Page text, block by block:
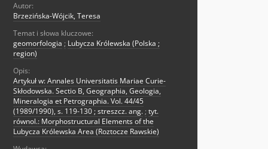
Autor:
Brzezińska-Wójcik, Teresa
Temat i słowa kluczowe:
geomorfologia ; Lubycza Królewska (Polska ;
region)
Opis:
Artykuł w: Annales Universitatis Mariae Curie-
Skłodowska. Sectio B, Geographia, Geologia,
Mineralogia et Petrographia. Vol. 44/45
(1989/1990), s. 119-130 ; streszcz. ang. ; tyt.
równol.: Morphostructural Elements of the
Lubycza Królewska Area (Roztocze Rawskie)